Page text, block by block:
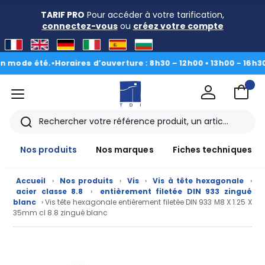
TARIF PRO Pour accéder à votre tarification,
connectez-vousou créez votre compte
été.•Horaires d’ouverture : 8h30 – 12h00 • 13h00 - 16h30| Du 3
menu
Rechercher
Nos produits
Nos marques Fiches techniques
Accueil › Nos produits › Vis › Vis à tête hexagonale
›
acier classe 8.8
›
entièrement filetée DIN 933 zingué
blanc › Vis tête hexagonale entièrement filetée DIN 933 M8 X 1.25 X
35mm cl 8.8 zingué blanc